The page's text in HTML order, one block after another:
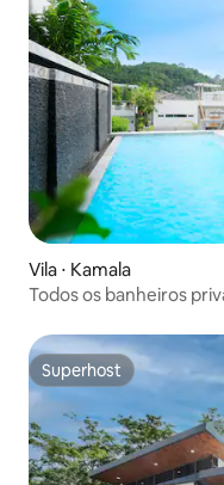
Vila ⋅ Kamala
Todos os banheiros
Superhost
Superhost